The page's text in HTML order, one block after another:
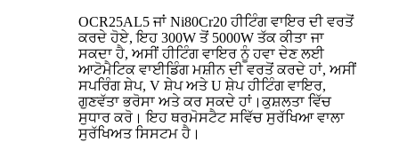
OCR25AL5 ਜਾਂ Ni80Cr20 ਹੀਟਿੰਗ ਵਾਇਰ ਦੀ ਵਰਤੋਂ
ਕਰਦੇ ਹੋਏ, ਇਹ 300W ਤੋਂ 5000W ਤੱਕ ਕੀਤਾ ਜਾ
ਸਕਦਾ ਹੈ, ਅਸੀਂ ਹੀਟਿੰਗ ਵਾਇਰ ਨੂੰ ਹਵਾ ਦੇਣ ਲਈ
ਆਟੋਮੈਟਿਕ ਵਾਈਡਿੰਗ ਮਸ਼ੀਨ ਦੀ ਵਰਤੋਂ ਕਰਦੇ ਹਾਂ, ਅਸੀਂ
ਸਪਰਿੰਗ ਸ਼ੇਪ, V ਸ਼ੇਪ ਅਤੇ U ਸ਼ੇਪ ਹੀਟਿੰਗ ਵਾਇਰ,
ਗੁਣਵੱਤਾ ਭਰੋਸਾ ਅਤੇ ਕਰ ਸਕਦੇ ਹਾਂ।ਕੁਸ਼ਲਤਾ ਵਿੱਚ
ਸੁਧਾਰ ਕਰੋ। ਇਹ ਥਰਮੋਸਟੈਟ ਸਵਿੱਚ ਸੁਰੱਖਿਆ ਵਾਲਾ
ਸੁਰੱਖਿਅਤ ਸਿਸਟਮ ਹੈ।